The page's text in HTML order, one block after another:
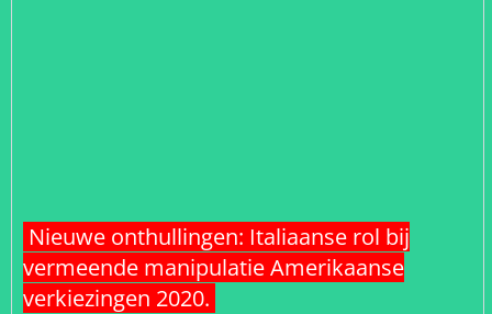
Nieuwe onthullingen: Italiaanse rol bij
vermeende manipulatie Amerikaanse
verkiezingen 2020.